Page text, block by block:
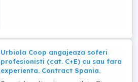
Urbiola Coop angajeaza soferi
profesionisti (cat. C+E) cu sau fara
experienta. Contract Spania.